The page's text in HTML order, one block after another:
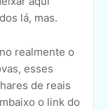
lá, mas.
realmente o
esses
de reais
o link do